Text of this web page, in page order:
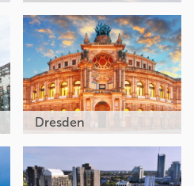
Dresden